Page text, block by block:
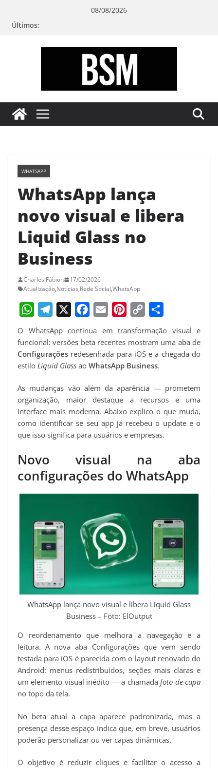
08/08/2026
Últimos:
sua
Mente
WHATSAPP
WhatsApp lança
novo visual e libera
Liquid Glass no
Business
Charles Fábion
17/02/2026
Atualização,Notícias,Rede Social,WhatsApp
h
a
t
A
p
p
e
l
e
r
a
m
a
c
e
o
o
k
m
a
i
i
n
t
r
e
s
t
o
p
y
i
n
k
h
a
r
O WhatsApp continua em transformação visual e
funcional: versões beta recentes mostram uma aba de
Configurações redesenhada para iOS e a chegada do
estilo Liquid Glass ao WhatsApp Business.
As mudanças vão além da aparência — prometem
organização, maior destaque a recursos e uma
interface mais moderna. Abaixo explico o que muda,
como identificar se seu app já recebeu o update e o
que isso significa para usuários e empresas.
Novo visual na aba
configurações do WhatsApp
WhatsApp lança novo visual e libera Liquid Glass
Business – Foto: ElOutput
O reordenamento que melhora a navegação e a
leitura. A nova aba Configurações que vem sendo
testada para iOS é parecida com o layout renovado do
Android: menus redistribuídos, seções mais claras e
um elemento visual inédito — a chamadafoto de capa
no topo da tela.
No beta atual a capa aparece padronizada, mas a
presença desse espaço indica que, em breve, usuários
poderão personalizar ou ver capas dinâmicas.
O objetivo é reduzir cliques e facilitar o acesso a